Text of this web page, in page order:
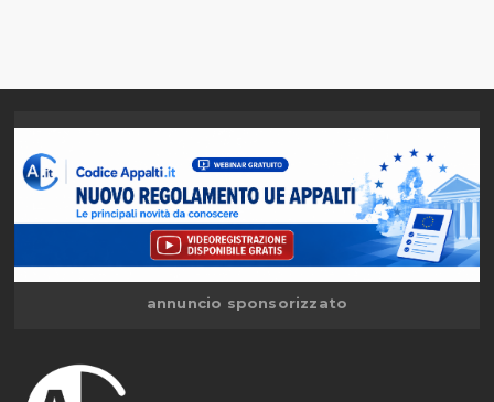
annuncio sponsorizzato